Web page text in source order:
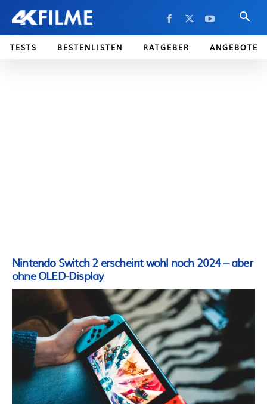
TESTS BESTENLISTEN RATGEBER ANGEBOTE
Nintendo Switch 2 erscheint wohl noch 2024 – aber
ohne OLED-Display